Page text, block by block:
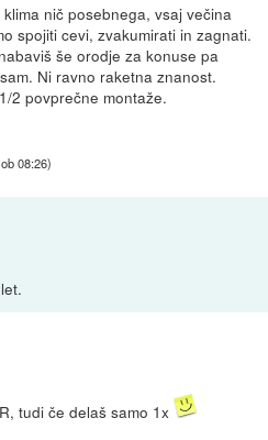
nič posebnega, vsaj večina
spojiti cevi, zvakumirati in zagnati.
še orodje za konuse pa
Ni ravno raketna znanost.
2 povprečne montaže.
08:26)
tudi če delaš samo 1x